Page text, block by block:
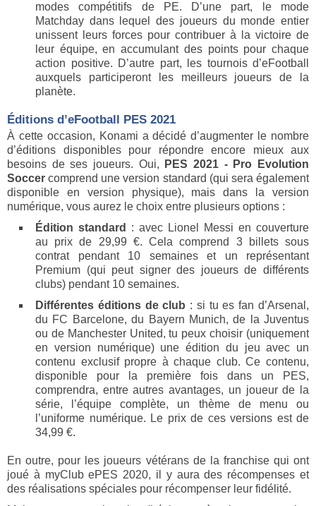
modes compétitifs de PE. D’une part, le mode
Matchday dans lequel des joueurs du monde entier
unissent leurs forces pour contribuer à la victoire de
leur équipe, en accumulant des points pour chaque
action positive. D’autre part, les tournois d’eFootball
auxquels participeront les meilleurs joueurs de la
planète.
Éditions d’eFootball PES 2021
À cette occasion, Konami a décidé d’augmenter le nombre
d’éditions disponibles pour répondre encore mieux aux
besoins de ses joueurs. Oui,
PES 2021 - Pro Evolution
Soccer comprend une version standard (qui sera également
disponible en version physique), mais dans la version
numérique, vous aurez le choix entre plusieurs options :
Édition standard
: avec Lionel Messi en couverture
au prix de 29,99 €. Cela comprend 3 billets sous
contrat pendant 10 semaines et un représentant
Premium (qui peut signer des joueurs de différents
clubs) pendant 10 semaines.
Différentes éditions de club : si tu es fan d’Arsenal,
du FC Barcelone, du Bayern Munich, de la Juventus
ou de Manchester United, tu peux choisir (uniquement
en version numérique) une édition du jeu avec un
contenu exclusif propre à chaque club. Ce contenu,
disponible pour la première fois dans un PES,
comprendra, entre autres avantages, un joueur de la
série, l’équipe complète, un thème de menu ou
l’uniforme numérique. Le prix de ces versions est de
34,99 €.
En outre, pour les joueurs vétérans de la franchise qui ont
joué à myClub ePES 2020, il y aura des récompenses et
des réalisations spéciales pour récompenser leur fidélité.